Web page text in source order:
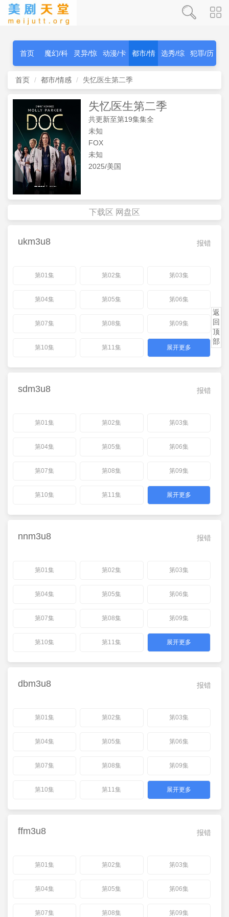
首页 魔幻/科
幻
灵异/惊
秫
动漫/卡
通
都市/情 选秀/综 犯罪/历
首页 都市/情感 失忆医生第二季
失忆医生第二季
共更新至第19集集全
未知
FOX
未知
2025/美国
下载区 网盘区
报错
ukm3u8
第01集 第02集 第03集
第04集 第05集 第06集
第07集 第08集 第09集
第10集 第11集 展开更多
报错
sdm3u8
第01集 第02集 第03集
第04集 第05集 第06集
第07集 第08集 第09集
第10集 第11集 展开更多
报错
nnm3u8
第01集 第02集 第03集
第04集 第05集 第06集
第07集 第08集 第09集
第10集 第11集 展开更多
报错
dbm3u8
第01集 第02集 第03集
第04集 第05集 第06集
第07集 第08集 第09集
第10集 第11集 展开更多
报错
ffm3u8
第01集 第02集 第03集
第04集 第05集 第06集
第07集 第08集 第09集
返
回
顶
部